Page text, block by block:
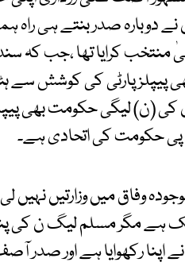
دوبارہ صدر بنتے ہی راہ
منتخب کرایا تھا ،جب کہ
پیپلز پارٹی کی کوشش سے
(ن) لیگی حکومت بھی پیپلز
پی حکومت کی اتحادی ہے۔
وفاق میں وزارتیں
ہے مگر مسلم لیگ ن کی
اپنا رکھوایا ہے اور صدر